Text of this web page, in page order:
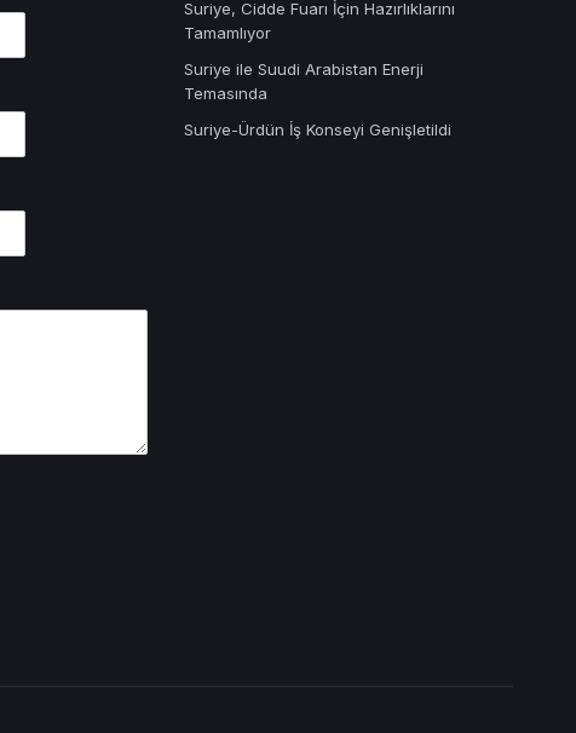
Suriye, Cidde Fuarı İçin Hazırlıklarını
Tamamlıyor
Suriye ile Suudi Arabistan Enerji
Temasında
Suriye-Ürdün İş Konseyi Genişletildi